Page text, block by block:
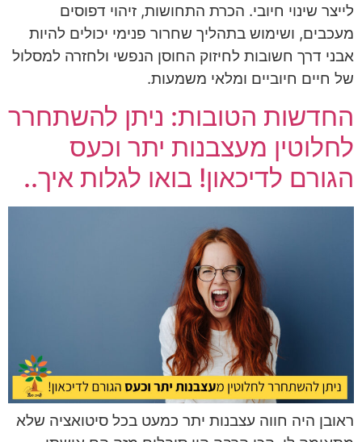
לייצר שינוי חיובי. הכרת התחושות, זיהוי דפוסים
מעכבים, ושימוש בתהליך שחרור פנימי יכולים להיות
אבני דרך חשובות לחיזוק החוסן הנפשי ולחזרה למסלול
של חיים חיוביים ומלאי משמעות.
החדשות הטובות: ניתן להשתחרר
לחלוטין מעצבנות יתר וכעס
הגורם לדיכאון! בואו לגלות איך..
ראובן היה חווה עצבנות יתר כמעט בכל סיטואציה שלא